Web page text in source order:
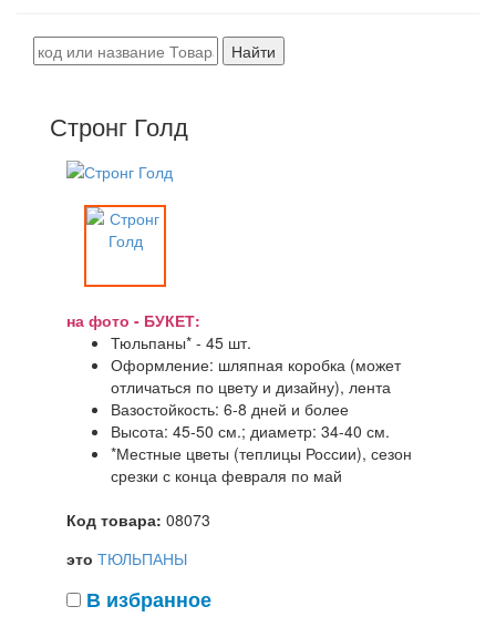
Найти
Стронг Голд
на фото - БУКЕТ:
Тюльпаны* - 45 шт.
Оформление: шляпная коробка (может
отличаться по цвету и дизайну), лента
Вазостойкость: 6-8 дней и более
Высота: 45-50 см.; диаметр: 34-40 см.
*Местные цветы (теплицы России), сезон
срезки с конца февраля по май
Код товара: 08073
это ТЮЛЬПАНЫ
В избранное